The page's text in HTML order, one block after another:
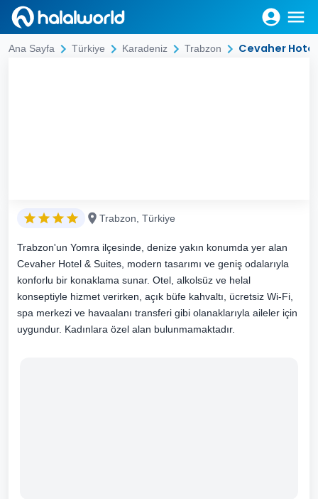
Ana Sayfa Türkiye Karadeniz Trabzon Cevaher
Trabzon, Türkiye
Trabzon'un Yomra ilçesinde, denize yakın konumda yer alan
Cevaher Hotel & Suites, modern tasarımı ve geniş odalarıyla
konforlu bir konaklama sunar. Otel, alkolsüz ve helal
konseptiyle hizmet verirken, açık büfe kahvaltı, ücretsiz Wi-Fi,
spa merkezi ve havaalanı transferi gibi olanaklarıyla aileler için
uygundur. Kadınlara özel alan bulunmamaktadır.